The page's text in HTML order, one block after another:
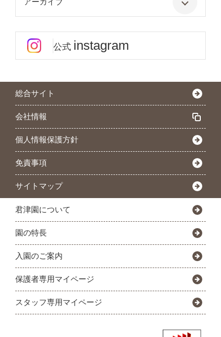
アーカイブ
公式 instagram
総合サイト
会社情報
個人情報保護方針
免責事項
サイトマップ
君津園について
園の特長
入園のご案内
保護者専用マイページ
スタッフ専用マイページ